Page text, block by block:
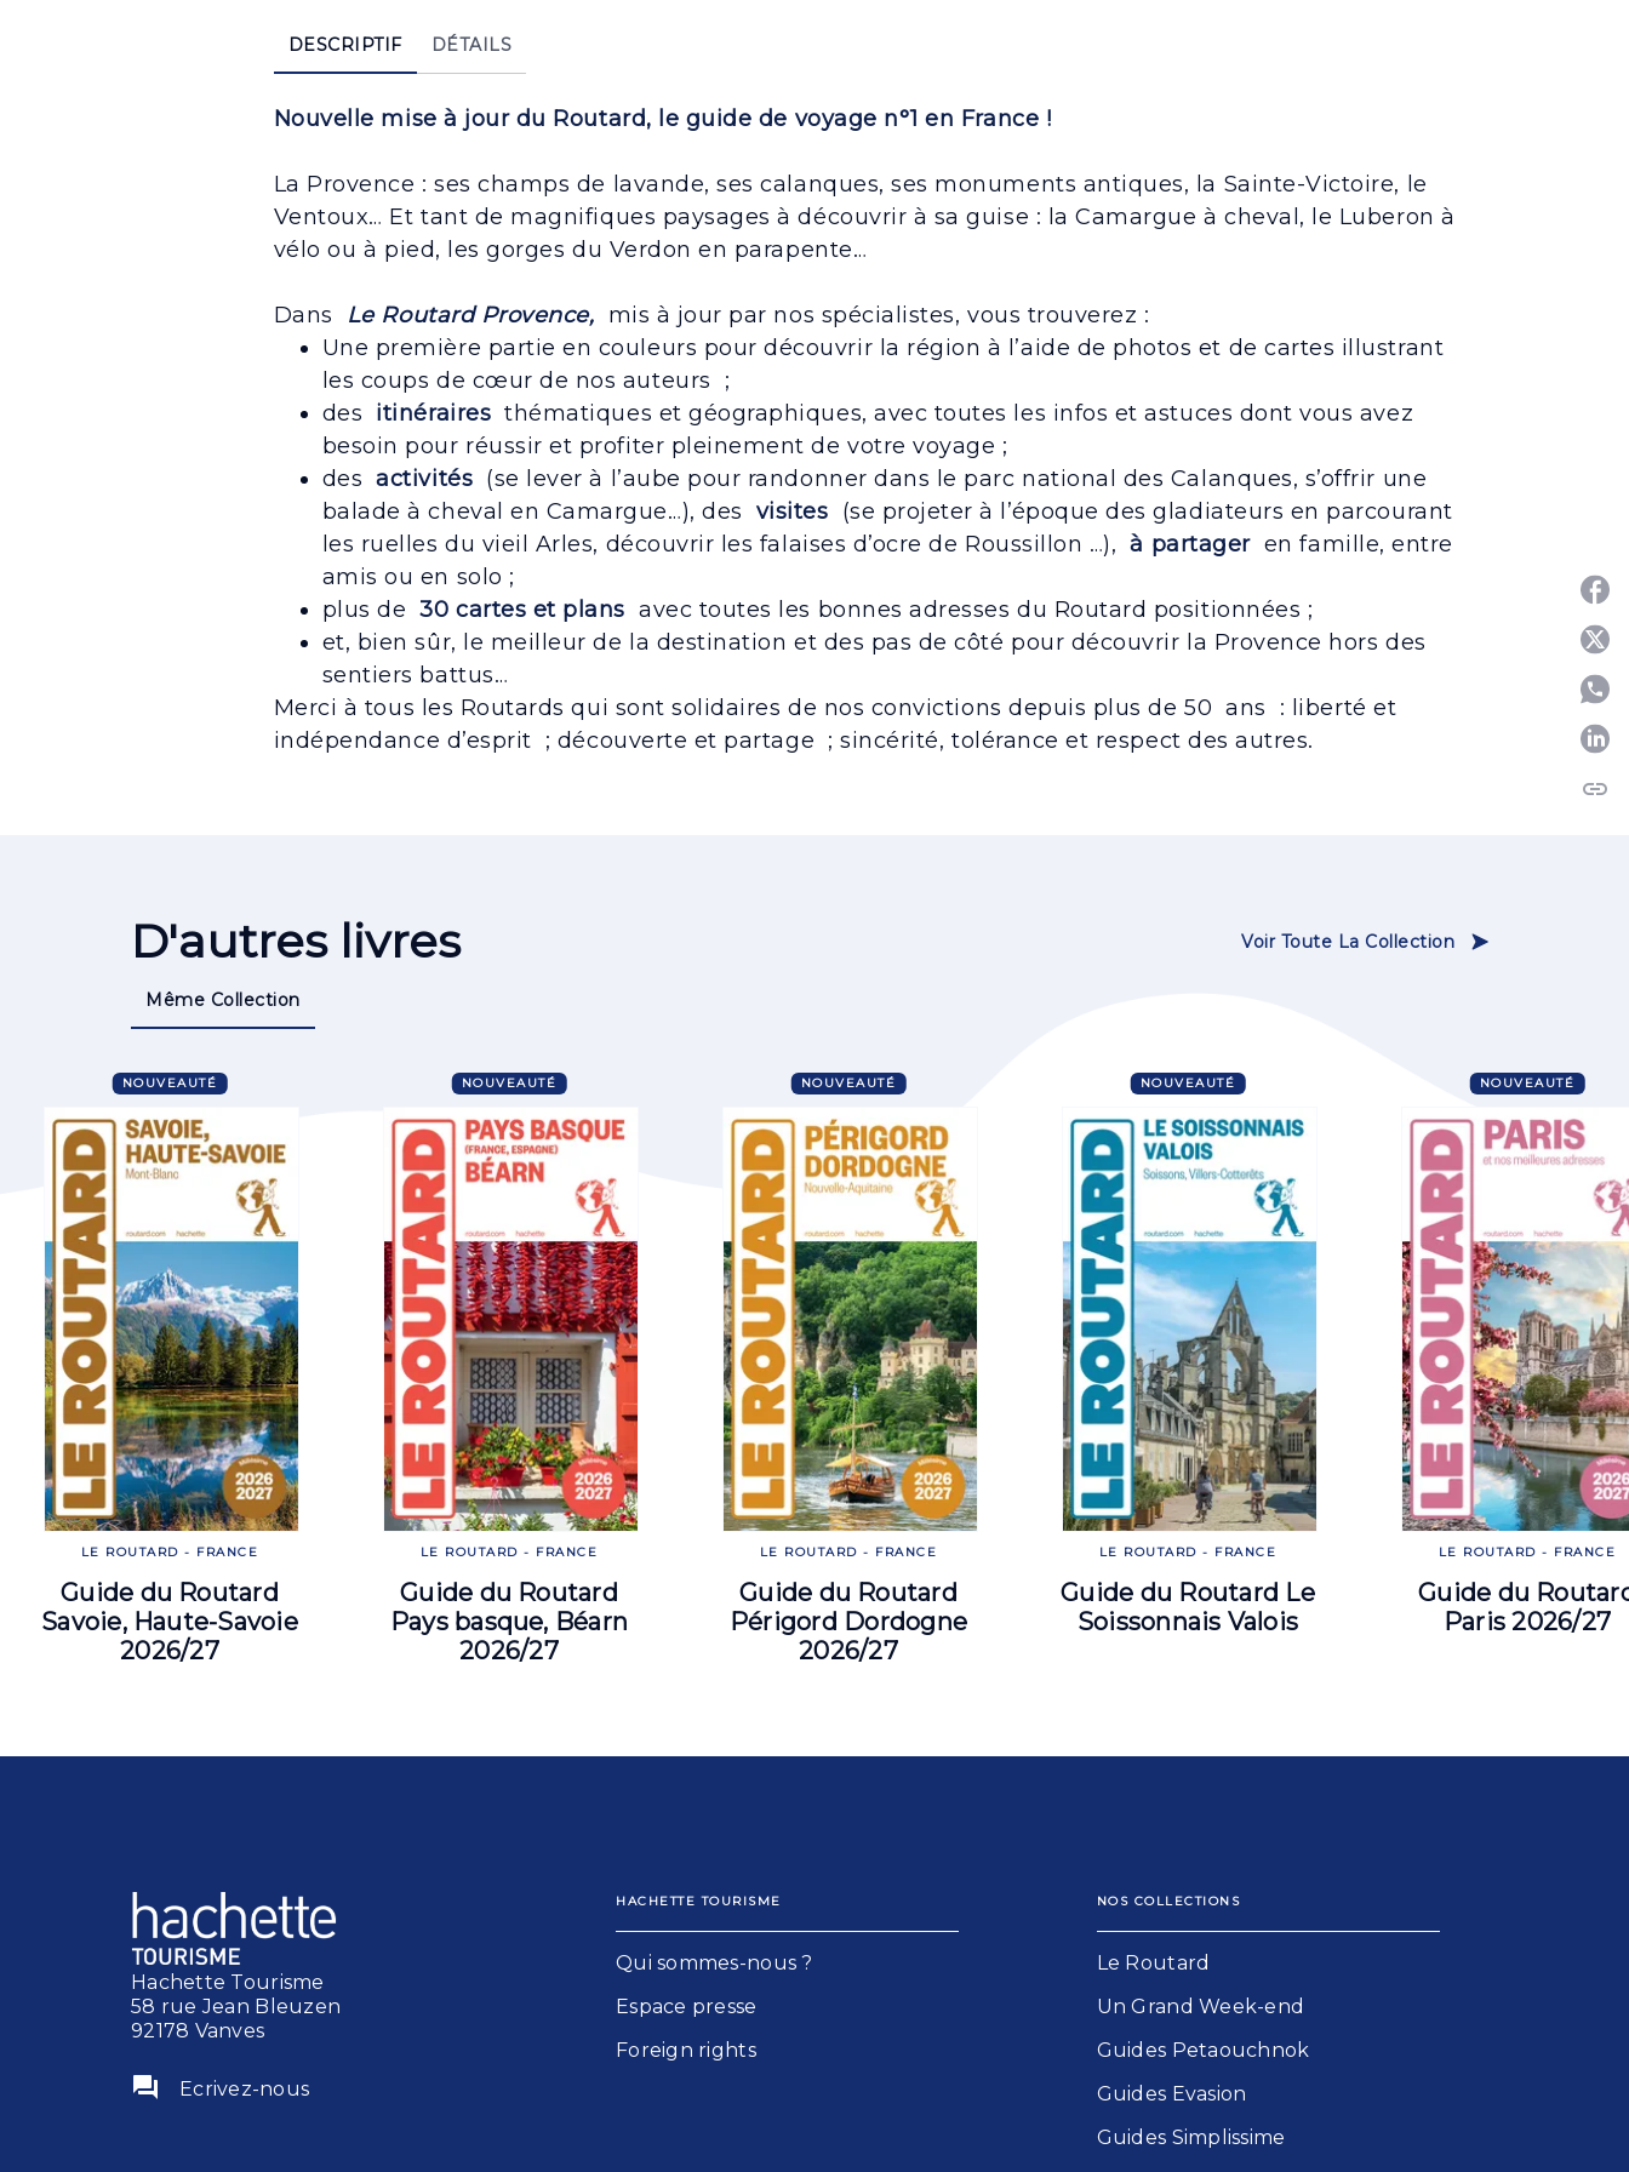
DESCRIPTIF DÉTAILS
Nouvelle mise à jour du Routard, le guide de voyage n°1 en France !
La Provence : ses champs de lavande, ses calanques, ses monuments antiques, la Sainte-Victoire, le
Ventoux… Et tant de magnifiques paysages à découvrir à sa guise : la Camargue à cheval, le Luberon à
vélo ou à pied, les gorges du Verdon en parapente…
Dans Le Routard Provence, mis à jour par nos spécialistes, vous trouverez :
Une première partie en couleurs pour découvrir la région à l’aide de photos et de cartes illustrant
les coups de cœur de nos auteurs ;
des itinéraires thématiques et géographiques, avec toutes les infos et astuces dont vous avez
besoin pour réussir et profiter pleinement de votre voyage ;
des activités (se lever à l’aube pour randonner dans le parc national des Calanques, s’offrir une
balade à cheval en Camargue…), des visites (se projeter à l’époque des gladiateurs en parcourant
les ruelles du vieil Arles, découvrir les falaises d’ocre de Roussillon …),à partageren famille, entre
amis ou en solo ;
plus de30 cartes et plansavec toutes les bonnes adresses du Routard positionnées ;
et, bien sûr, le meilleur de la destination et des pas de côté pour découvrir la Provence hors des
sentiers battus…
Merci à tous les Routards qui sont solidaires de nos convictions depuis plus de 50 ans : liberté et
indépendance d’esprit ; découverte et partage ; sincérité, tolérance et respect des autres.
D'autres livres Voir Toute La Collection
Même Collection
NOUVEAUTÉ
LE ROUTARD - FRANCE
Guide du Routard
Savoie, Haute-Savoie
2026/27
NOUVEAUTÉ
LE ROUTARD - FRANCE
Guide du Routard
Pays basque, Béarn
2026/27
NOUVEAUTÉ
LE ROUTARD - FRANCE
Guide du Routard
Périgord Dordogne
2026/27
NOUVEAUTÉ
LE ROUTARD - FRANCE
Guide du Routard Le
Soissonnais Valois
NOUVEAUTÉ
LE ROUTARD - FRANCE
Guide du
Paris 2026/27
link
Hachette Tourisme
58 rue Jean Bleuzen
92178 Vanves
question_answer Ecrivez-nous
HACHETTE TOURISME
Qui sommes-nous ?
Espace presse
Foreign rights
NOS COLLECTIONS
Le Routard​
Un Grand Week-end​
Guides Petaouchnok​
Guides Evasion​
Guides Simplissime​